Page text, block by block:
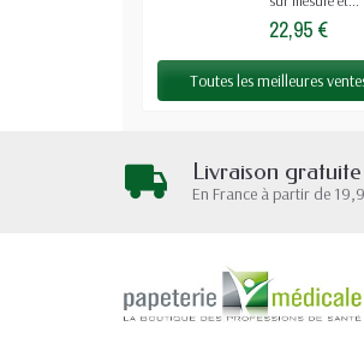
22,95 €
Toutes les meilleures
Livraison gratuite
En France à partir de